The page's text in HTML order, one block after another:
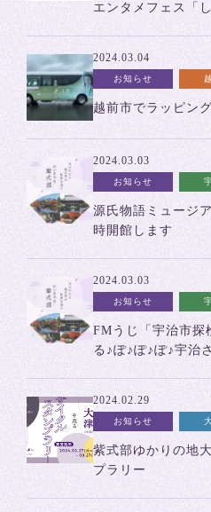
エンタメフェス「
2024.03.04
お知らせ
越前市でラッピン
2024.03.03
お知らせ
源氏物語ミュージ
時開館します
2024.03.03
お知らせ
FMうじ「宇治市探
る♪ぽ♪ぽ♪ぽ♪宇治
2024.02.29
お知らせ
紫式部ゆかりの地
プラリー